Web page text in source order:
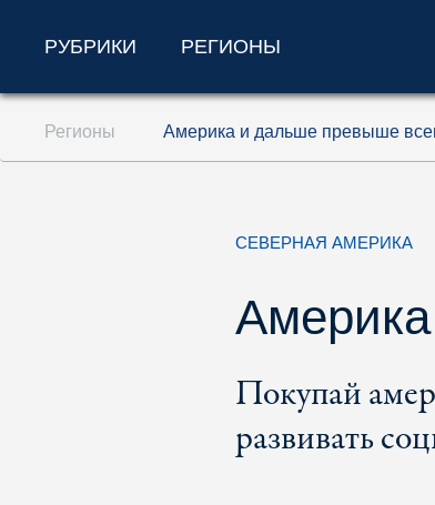
Перейти к содержанию (ключ
Перейти к поиску (ключ доступа
РУБРИКИ РЕГИОНЫ
Регионы Америка и дальше превыше
СЕВЕРНАЯ АМЕРИКА
Покупай
развивать